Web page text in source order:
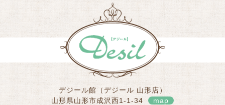
デジール館（デジール 山形店）
山形県山形市成沢西1-1-34
map